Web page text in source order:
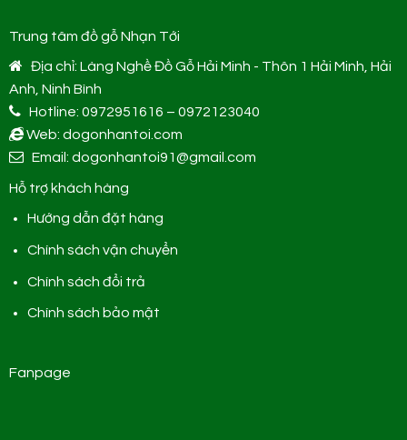
Trung tâm đồ gỗ Nhạn Tới
Địa chỉ: Làng Nghề Đồ Gỗ Hải Minh - Thôn 1 Hải Minh, Hải
Anh, Ninh Bình
Hotline: 0972951616 – 0972123040
Web: dogonhantoi.com
Email: dogonhantoi91@gmail.com
Hỗ trợ khách hàng
Hướng dẫn đặt hàng
Chính sách vận chuyển
Chính sách đổi trả
Chính sách bảo mật
Fanpage